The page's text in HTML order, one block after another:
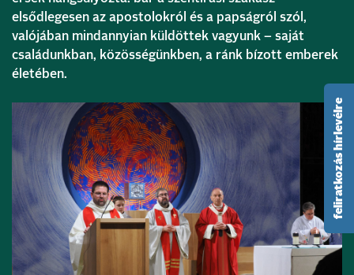
elsődlegesen az apostolokról és a papságról szól,
valójában mindannyian küldöttek vagyunk – saját
családunkban, közösségünkben, a ránk bízott emberek
életében.
feliratkozás hírlevélre